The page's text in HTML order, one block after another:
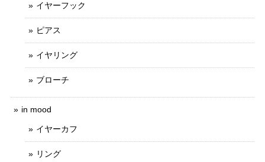
イヤーフック
ピアス
イヤリング
ブローチ
in mood
イヤーカフ
リング